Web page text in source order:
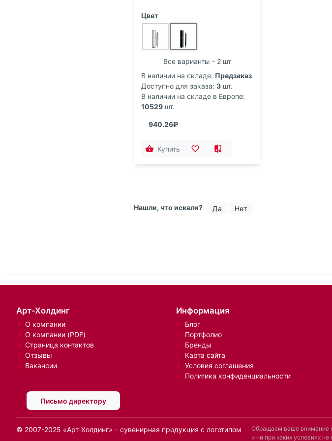
Цвет
Все варианты - 2 шт
В наличии на складе: Предзаказ
Доступно для заказа: 3 шт.
В наличии на складе в Европе:
10529 шт.
940.26₽
Купить
Нашли, что искали? Да Нет
Арт-Холдинг
О компании
О компании (PDF)
Страница контактов
Отзывы
Вакансии
Письмо директору
Информация
Блог
Портфолио
Бренды
Карта сайта
Условия соглашения
Политика конфиденциальности
© 2007-2025 «Арт-Холдинг» – сувенирная продукция с логотипом
Обращаем ваше внимание
и ни при каких условиях